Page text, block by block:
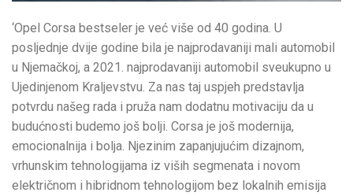
‘Opel Corsa bestseler je već više od 40 godina. U
posljednje dvije godine bila je najprodavaniji mali automobil
u Njemačkoj, a 2021. najprodavaniji automobil sveukupno u
Ujedinjenom Kraljevstvu. Za nas taj uspjeh predstavlja
potvrdu našeg rada i pruža nam dodatnu motivaciju da u
budućnosti budemo još bolji. Corsa je još modernija,
emocionalnija i bolja. Njezinim zapanjujućim dizajnom,
vrhunskim tehnologijama iz viših segmenata i novom
električnom i hibridnom tehnologijom bez lokalnih emisija